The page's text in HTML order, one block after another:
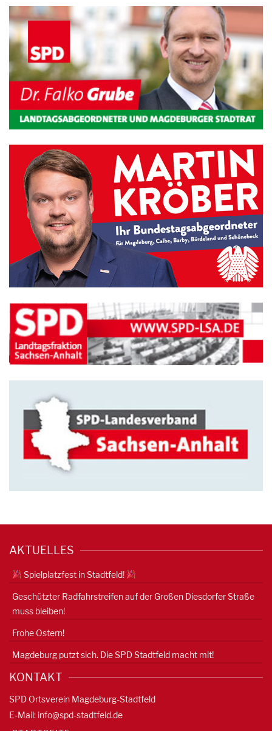
AKTUELLES
Spielplatzfest in Stadtfeld!
Geschützter Radfahrstreifen auf der Großen Diesdorfer Straße
muss bleiben!
Frohe Ostern!
Magdeburg putzt sich. Die SPD Stadtfeld macht mit!
KONTAKT
SPD Ortsverein Magdeburg-Stadtfeld
E-Mail: info@spd-stadtfeld.de